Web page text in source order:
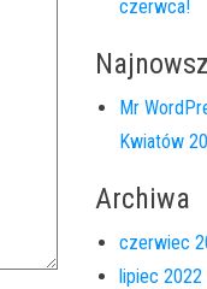
czerwca!
Mr
Kwiatów
Archiwa
czerwiec
lipiec 2022